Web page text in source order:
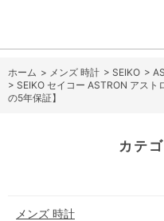
ホーム > メンズ 時計 > SEIKO >
> SEIKO セイコー ASTRON アス
の5年保証】
カテ
メンズ 時計